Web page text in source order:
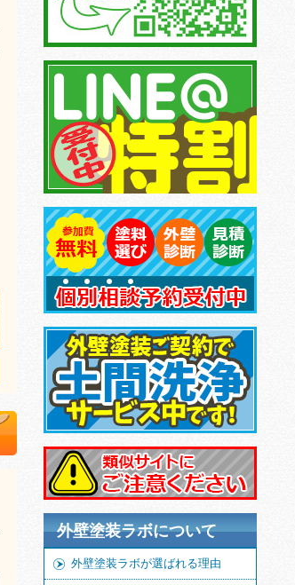
外壁塗装ラボについて
外壁塗装ラボが選ばれる理由